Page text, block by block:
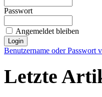
Passwort
Angemeldet bleiben
Benutzername oder Passwort
Letzte